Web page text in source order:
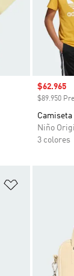
Precio de
$62.965
$89.950
Niño
3 colores